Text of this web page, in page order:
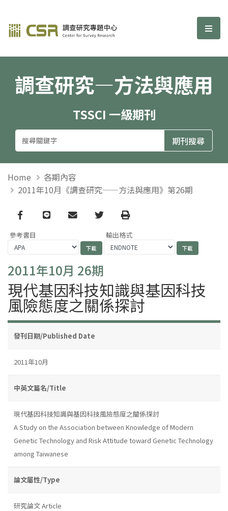
調查研究—方法與應用期刊 選
調查研究—方法與應用
TSSCI 一級期刊
Home
各期內容
2011年10月《調查研究——方法與應用》第26期
Facebook
line email TwitterPrint
參考書目 輸出格式
2011年10月 26期
現代基因科技知識與基因科技
風險態度之關係探討
發刊日期/Published Date
2011年10月
中英文篇名/Title
現代基因科技知識與基因科技風險態度之關係探討
A Study on the Association between Knowledge of Modern
Genetic Technology and Risk Attitude toward Genetic Technology
among Taiwanese
論文屬性/Type
研究論文 Article